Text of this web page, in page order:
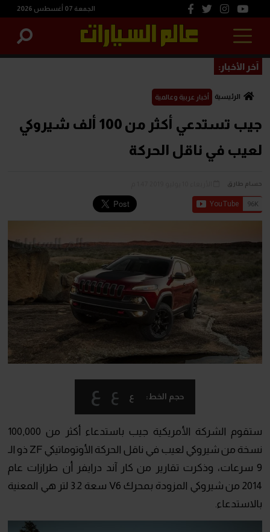
الجمعة 07 أغسطس 2026
آخر الأخبار:
الرئيسية أخبار عربية وعالمية
جيب تستدعي أكثر من 100 ألف شيروكي
لعيب في ناقل الحركة
حسام طارق
حجم الخط: ع ع ع
ستقوم الشركة الأمريكية جيب باستدعاء أكثر من 100,000
نسخة من شيروكي لعيب في ناقل الحركة الأوتوماتيكي ZF ذو الـ
9 سرعات، وذكرت تقارير من كار آند درايفر أن طرازات عام
2014 من شيروكي المزودة بمحرك V6 سعة 3.2 لتر هي المعنية
بالاستدعاء.